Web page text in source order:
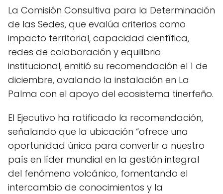
La Comisión Consultiva para la Determinación
de las Sedes, que evalúa criterios como
impacto territorial, capacidad científica,
redes de colaboración y equilibrio
institucional, emitió su recomendación el 1 de
diciembre, avalando la instalación en La
Palma con el apoyo del ecosistema tinerfeño.
El Ejecutivo ha ratificado la recomendación,
señalando que la ubicación “ofrece una
oportunidad única para convertir a nuestro
país en líder mundial en la gestión integral
del fenómeno volcánico, fomentando el
intercambio de conocimientos y la